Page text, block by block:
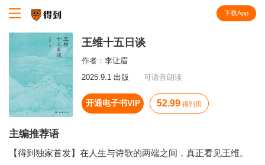
下载App
王维十五日谈
作者： 李让眉
2025.9.1 出版
可语音朗读
开通电子书VIP 52.99 得到贝
主编推荐语
【得到独家首发】在人生与诗歌的两端之间，真正看见王维。